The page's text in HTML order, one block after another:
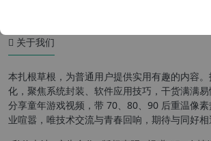
关于我们
本扎根草根，为普通用户提供实用有趣的内容
化，聚焦系统封装、软件应用技巧，干货满满
分享童年游戏视频，带 70、80、90 后重温像
业喧嚣，唯技术交流与青春回响，期待与同好相